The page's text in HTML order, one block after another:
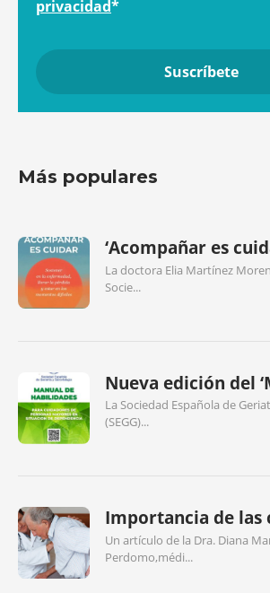
privacidad*
Más populares
‘Acompañar es
La doctora Elia Martínez
Socie...
Nueva edición del
La Sociedad Española de
(SEGG)...
Importancia de las
Un artículo de la Dra. Diana
Perdomo,médi...